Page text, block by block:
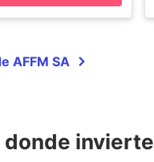
AFFM SA
invierte